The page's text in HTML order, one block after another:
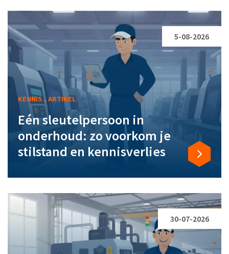
KENNIS , ARTIKEL
Eén sleutelpersoon in
onderhoud: zo voorkom je
stilstand en kennisverlies
5-08-2026
30-07-2026